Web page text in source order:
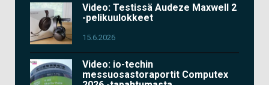
Video: Testissä Audeze Maxwell 2
-pelikuulokkeet
15.6.2026
Video: io-techin
messuosastoraportit Computex